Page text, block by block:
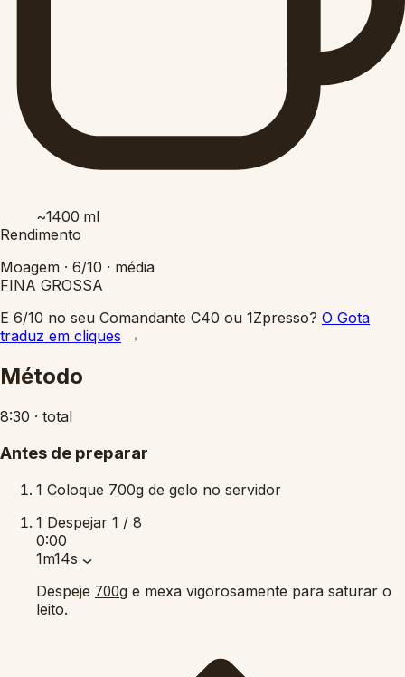
~1400 ml
Rendimento
Moagem · 6/10 · média
FINA GROSSA
E 6/10 no seu Comandante C40 ou 1Zpresso? O Gota
traduz em cliques →
Método
8:30 · total
Antes de preparar
1 Coloque 700g de gelo no servidor
1 Despejar 1 / 8
0:00
1m14s
Despeje 700g e mexa vigorosamente para saturar o
leito.